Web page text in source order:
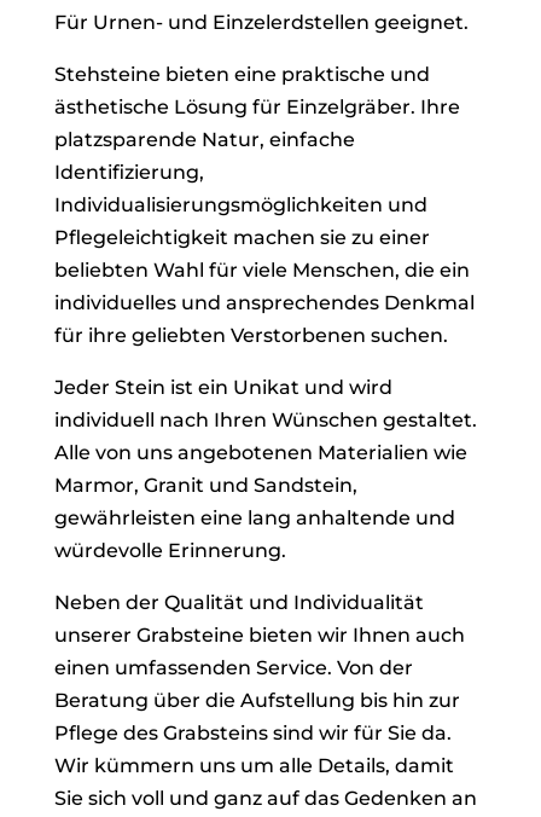
Für Urnen- und Einzelerdstellen geeignet.
Stehsteine bieten eine praktische und
ästhetische Lösung für Einzelgräber. Ihre
platzsparende Natur, einfache
Identifizierung,
Individualisierungsmöglichkeiten und
Pflegeleichtigkeit machen sie zu einer
beliebten Wahl für viele Menschen, die ein
individuelles und ansprechendes Denkmal
für ihre geliebten Verstorbenen suchen.
Jeder Stein ist ein Unikat und wird
individuell nach Ihren Wünschen gestaltet.
Alle von uns angebotenen Materialien wie
Marmor, Granit und Sandstein,
gewährleisten eine lang anhaltende und
würdevolle Erinnerung.
Neben der Qualität und Individualität
unserer Grabsteine bieten wir Ihnen auch
einen umfassenden Service. Von der
Beratung über die Aufstellung bis hin zur
Pflege des Grabsteins sind wir für Sie da.
Wir kümmern uns um alle Details, damit
Sie sich voll und ganz auf das Gedenken an